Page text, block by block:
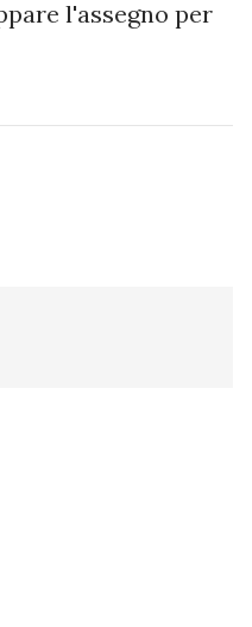
l'assegno per